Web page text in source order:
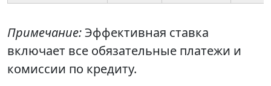
Примечание:Эффективная ставка
включает все обязательные платежи и
комиссии по кредиту.